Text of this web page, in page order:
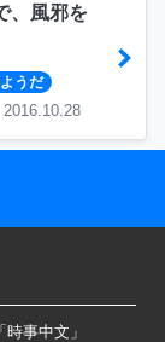
、風邪を
うだ
2016.10.28
時事中文」